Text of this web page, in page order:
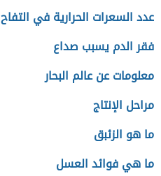
عدد السعرات الحرارية في التفاح
فقر الدم يسبب صداع
معلومات عن عالم البحار
مراحل الإنتاج
ما هو الزئبق
ما هي فوائد العسل